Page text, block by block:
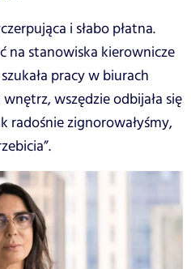
i słabo płatna.
na stanowiska kierownicze
pracy w biurach
wszędzie odbijała się
radośnie zignorowałyśmy,